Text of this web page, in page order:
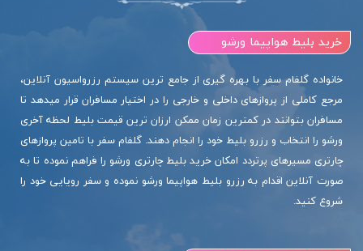
خرید بلیط هواپیما ورشو
خانواده گلفام سفر با بهره گیری از جامع ترین سیستم رزرواسیون آنلاین،
مرجع کاملی از پروازهای داخلی و خارجی را در اختیار مسافران قرار میدهد تا
مسافران بتوانند در کمترین زمان ممکن ارزان ترین قیمت بلیط لحظه آخری
ورشو را انتخاب و رزرو بلیط خود را انجام دهند. گلفام سفر با تامین پروازهای
چارتری مسیرهای پرتردد امکان خرید بلیط چارتری ورشو را فراهم نموده تا به
صورت آنلاین اقدام به رزرو بلیط هواپیما ورشو نموده و سفر رویایی خود را
شروع کنید.